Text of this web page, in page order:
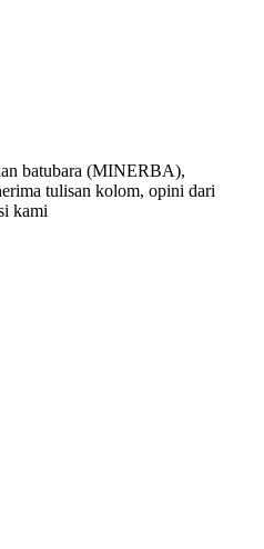
batubara (MINERBA),
tulisan kolom, opini dari
kami